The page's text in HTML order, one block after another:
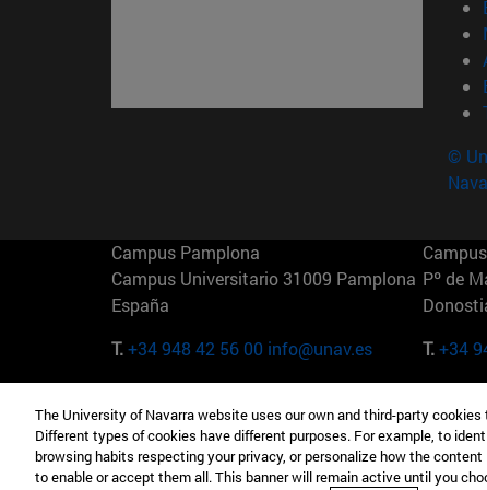
©
Campus Pamplona
Campus Universitario 31009 Pamplona
España
T.+34 948 42 56 00 info@unav.es
Pº de
T.+34
Camino del Cerro Águila 3 28023
Madrid España
165 W
EE.UU
The University of Navarra website uses our own and third-party
Different types of cookies have different purposes. For example, to
browsing habits respecting your privacy, or personalize how the
to enable or accept them all. This banner will remain active until you